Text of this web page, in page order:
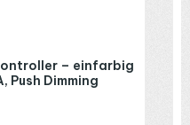
– einfarbig
Push Dimming